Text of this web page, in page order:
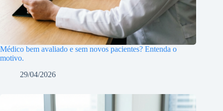
Médico bem avaliado e sem novos pacientes? Entenda o
motivo.
29/04/2026